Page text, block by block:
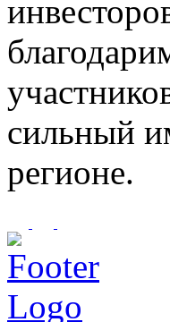
сильный
регионе.